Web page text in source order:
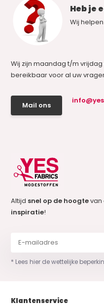
Heb je
Wij
Wij zijn maandag t/m vrijdag
bereikbaar voor al uw
Mail ons
Altijd snel op de hoogtevan
inspiratie!
* Lees hier de wettelijke
Klantenservice